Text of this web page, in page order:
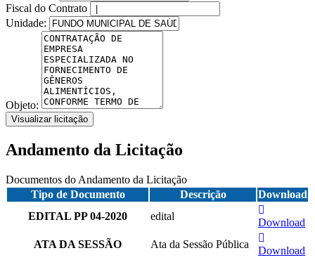
Fiscal do Contrato
Unidade:
Objeto:
Visualizar licitação
Andamento da Licitação
Documentos do Andamento da Licitação
Tipo de Documento
Descrição
Download
EDITAL PP 04-2020
edital
Download
ATA DA SESSÃO
Ata da Sessão Pública
Download